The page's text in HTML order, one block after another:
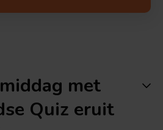
met
Quiz eruit